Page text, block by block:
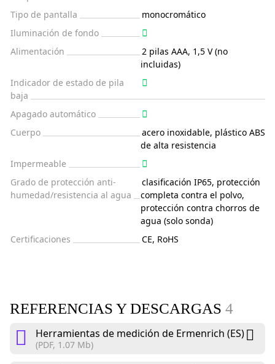
Tipo de pantalla
monocromático
Iluminación de fondo
Alimentación
2 pilas AAA, 1,5 V (no
incluidas)
Indicador de estado de pila
baja
Apagado automático
Cuerpo
acero inoxidable, plástico ABS
de alta resistencia
Impermeable
Grado de protección anti-
humedad/resistencia al agua
clasificación IP65, protección
completa contra el polvo,
protección contra chorros de
agua (solo sonda)
Certificaciones
CE, RoHS
REFERENCIAS Y DESCARGAS 4
Herramientas de medición de Ermenrich (ES)
(PDF, 1.07 Mb)